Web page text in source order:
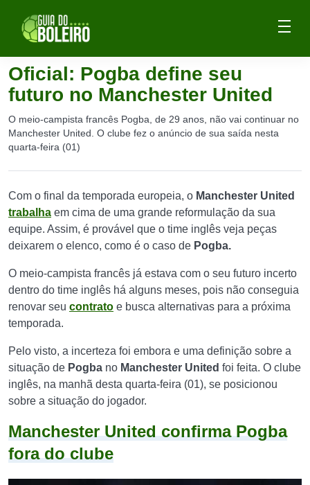
Oficial: Pogba define seu
futuro no Manchester United
O meio-campista francês Pogba, de 29 anos, não vai continuar no
Manchester United. O clube fez o anúncio de sua saída nesta
quarta-feira (01)
Com o final da temporada europeia, o Manchester United
trabalha em cima de uma grande reformulação da sua
equipe. Assim, é provável que o time inglês veja peças
deixarem o elenco, como é o caso de Pogba.
O meio-campista francês já estava com o seu futuro incerto
dentro do time inglês há alguns meses, pois não conseguia
renovar seu contrato e busca alternativas para a próxima
temporada.
Pelo visto, a incerteza foi embora e uma definição sobre a
situação de Pogba no Manchester United foi feita. O clube
inglês, na manhã desta quarta-feira (01), se posicionou
sobre a situação do jogador.
Manchester United confirma Pogba
fora do clube